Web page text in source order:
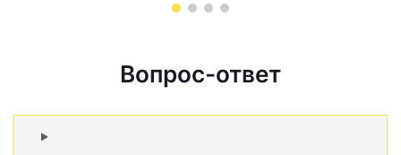
Вопрос-ответ